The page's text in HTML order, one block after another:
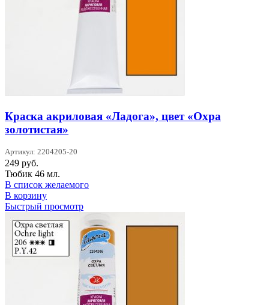
Краска акриловая «Ладога», цвет «Охра
золотистая»
Артикул: 2204205-20
249 руб.
Тюбик 46 мл.
В список желаемого
В корзину
Быстрый просмотр